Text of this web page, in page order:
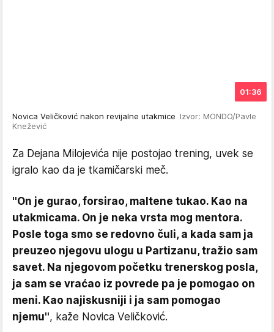
01:36
Novica Veličković nakon revijalne utakmice Izvor: MONDO/Pavle
Knežević
Za Dejana Milojevića nije postojao trening, uvek se
igralo kao da je tkamičarski meč.
''On je gurao, forsirao, maltene tukao. Kao na
utakmicama. On je neka vrsta mog mentora.
Posle toga smo se redovno čuli, a kada sam ja
preuzeo njegovu ulogu u Partizanu, tražio sam
savet. Na njegovom početku trenerskog posla,
ja sam se vraćao iz povrede pa je pomogao on
meni. Kao najiskusniji i ja sam pomogao
njemu'', kaže Novica Veličković.